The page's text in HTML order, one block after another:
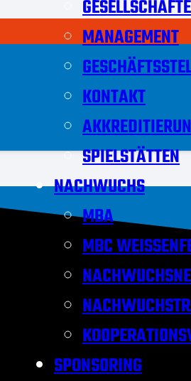
MANAGEMENT
KONTAKT
SPIELSTÄTTEN
NACHWUCHS
MBA
MBC
SPONSORING